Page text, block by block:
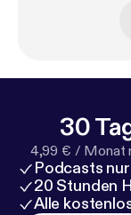
30
4,99 € / Monat
Podcasts
20 Stunden
Alle